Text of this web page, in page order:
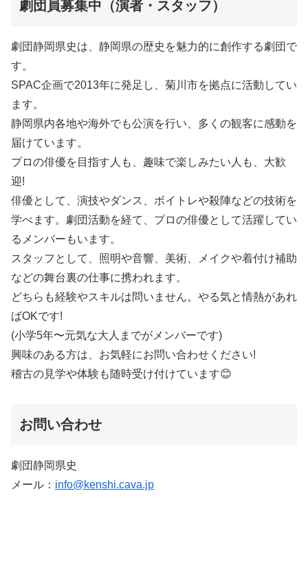
劇団員募集中（演者・スタッフ）
劇団静岡県史は、静岡県の歴史を魅力的に創作する劇団で
す。
SPAC企画で2013年に発足し、菊川市を拠点に活動してい
ます。
静岡県内各地や海外でも公演を行い、多くの観客に感動を
届けています。
プロの俳優を目指す人も、趣味で楽しみたい人も、大歓
迎!
俳優として、演技やダンス、ボイトレや殺陣などの技術を
学べます。劇団活動を経て、プロの俳優として活躍してい
るメンバーもいます。
スタッフとして、照明や音響、美術、メイクや着付け補助
などの舞台裏の仕事に携われます。
どちらも経験やスキルは問いません。やる気と情熱があれ
ばOKです!
(小学5年〜元気な大人までがメンバーです)
興味のある方は、お気軽にお問い合わせください!
稽古の見学や体験も随時受け付けています😊
お問い合わせ
劇団静岡県史
メール： info@kenshi.cava.jp